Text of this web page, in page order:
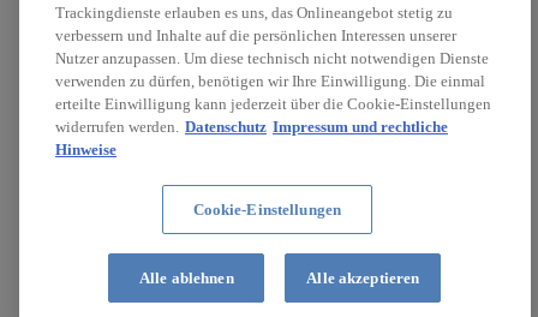
Stellenanzeigen
Trackingdienste erlauben es uns, das Onlineangebot stetig zu
verbessern und Inhalte auf die persönlichen Interessen unserer
Nutzer anzupassen. Um diese technisch nicht notwendigen Dienste
verwenden zu dürfen, benötigen wir Ihre Einwilligung. Die einmal
erteilte Einwilligung kann jederzeit über die Cookie-Einstellungen
widerrufen werden. Datenschutz Impressum und rechtliche
Hinweise
Cookie-Einstellungen
Alle ablehnen Alle akzeptieren